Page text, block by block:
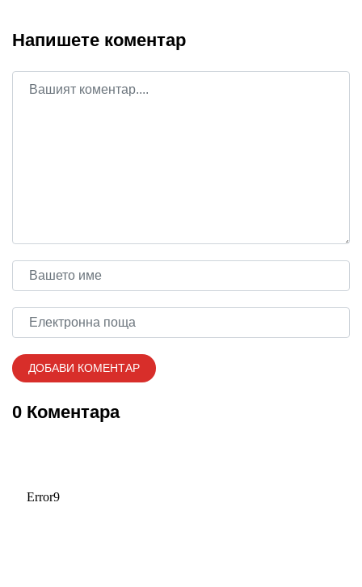
Напишете коментар
0 Коментара